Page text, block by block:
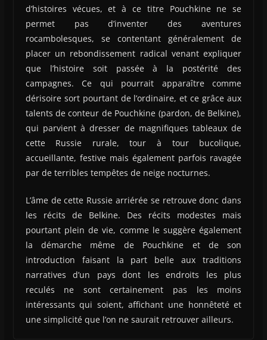
d’histoires vécues, et à ce titre Pouchkine ne se
permet pas d’inventer des aventures
rocambolesques, se contentant généralement de
placer un rebondissement radical venant expliquer
que l’histoire soit passée à la postérité des
campagnes. Ce qui pourrait apparaître comme
dérisoire sort pourtant de l’ordinaire, et ce grâce aux
talents de conteur de Pouchkine (pardon, de Belkine),
qui parvient à dresser de magnifiques tableaux de
cette Russie rurale, tour à tour bucolique,
accueillante, festive mais également parfois ravagée
par de terribles tempêtes de neige nocturnes.
L’âme de cette Russie arriérée se retrouve donc dans
les récits de Belkine. Des récits modestes mais
pourtant plein de vie, comme le suggère également
la démarche même de Pouchkine et de son
introduction faisant la part belle aux traditions
narratives d’un pays dont les endroits les plus
reculés ne sont certainement pas les moins
intéressants qui soient, affichant une honnêteté et
une simplicité que l’on ne saurait retrouver ailleurs.